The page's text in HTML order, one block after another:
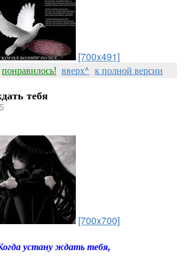
[700x491]
понравилось! вверх^ к полной версии
тебя
[700x700]
устану ждать тебя,